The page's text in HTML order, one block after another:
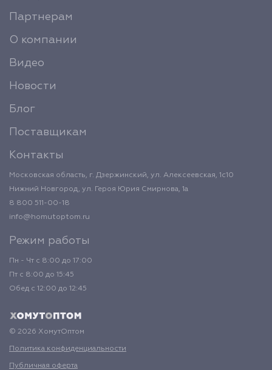
Партнерам
О компании
Видео
Новости
Блог
Поставщикам
Контакты
Московская область, г. Дзержинский, ул. Алексеевская, 1с10
Нижний Новгород, ул. Героя Юрия Смирнова, 1а
8 800 511-00-18
info@homutoptom.ru
Режим работы
Пн - Чт с 8:00 до 17:00
Пт с 8:00 до 15:45
Обед с 12:00 до 12:45
© 2026 ХомутОптом
Политика конфиденциальности
Публичная оферта